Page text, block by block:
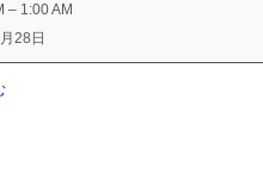
– 1:00 AM
28日